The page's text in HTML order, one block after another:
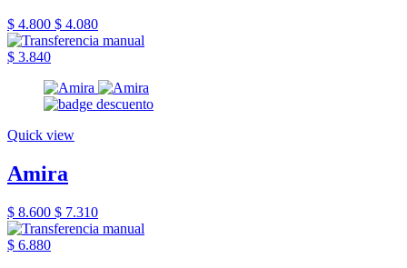
$ 4.800 $ 4.080
$ 3.840
Quick view
Amira
$ 8.600 $ 7.310
$ 6.880